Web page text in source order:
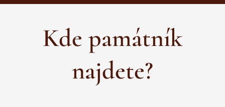
Kde památník
najdete?